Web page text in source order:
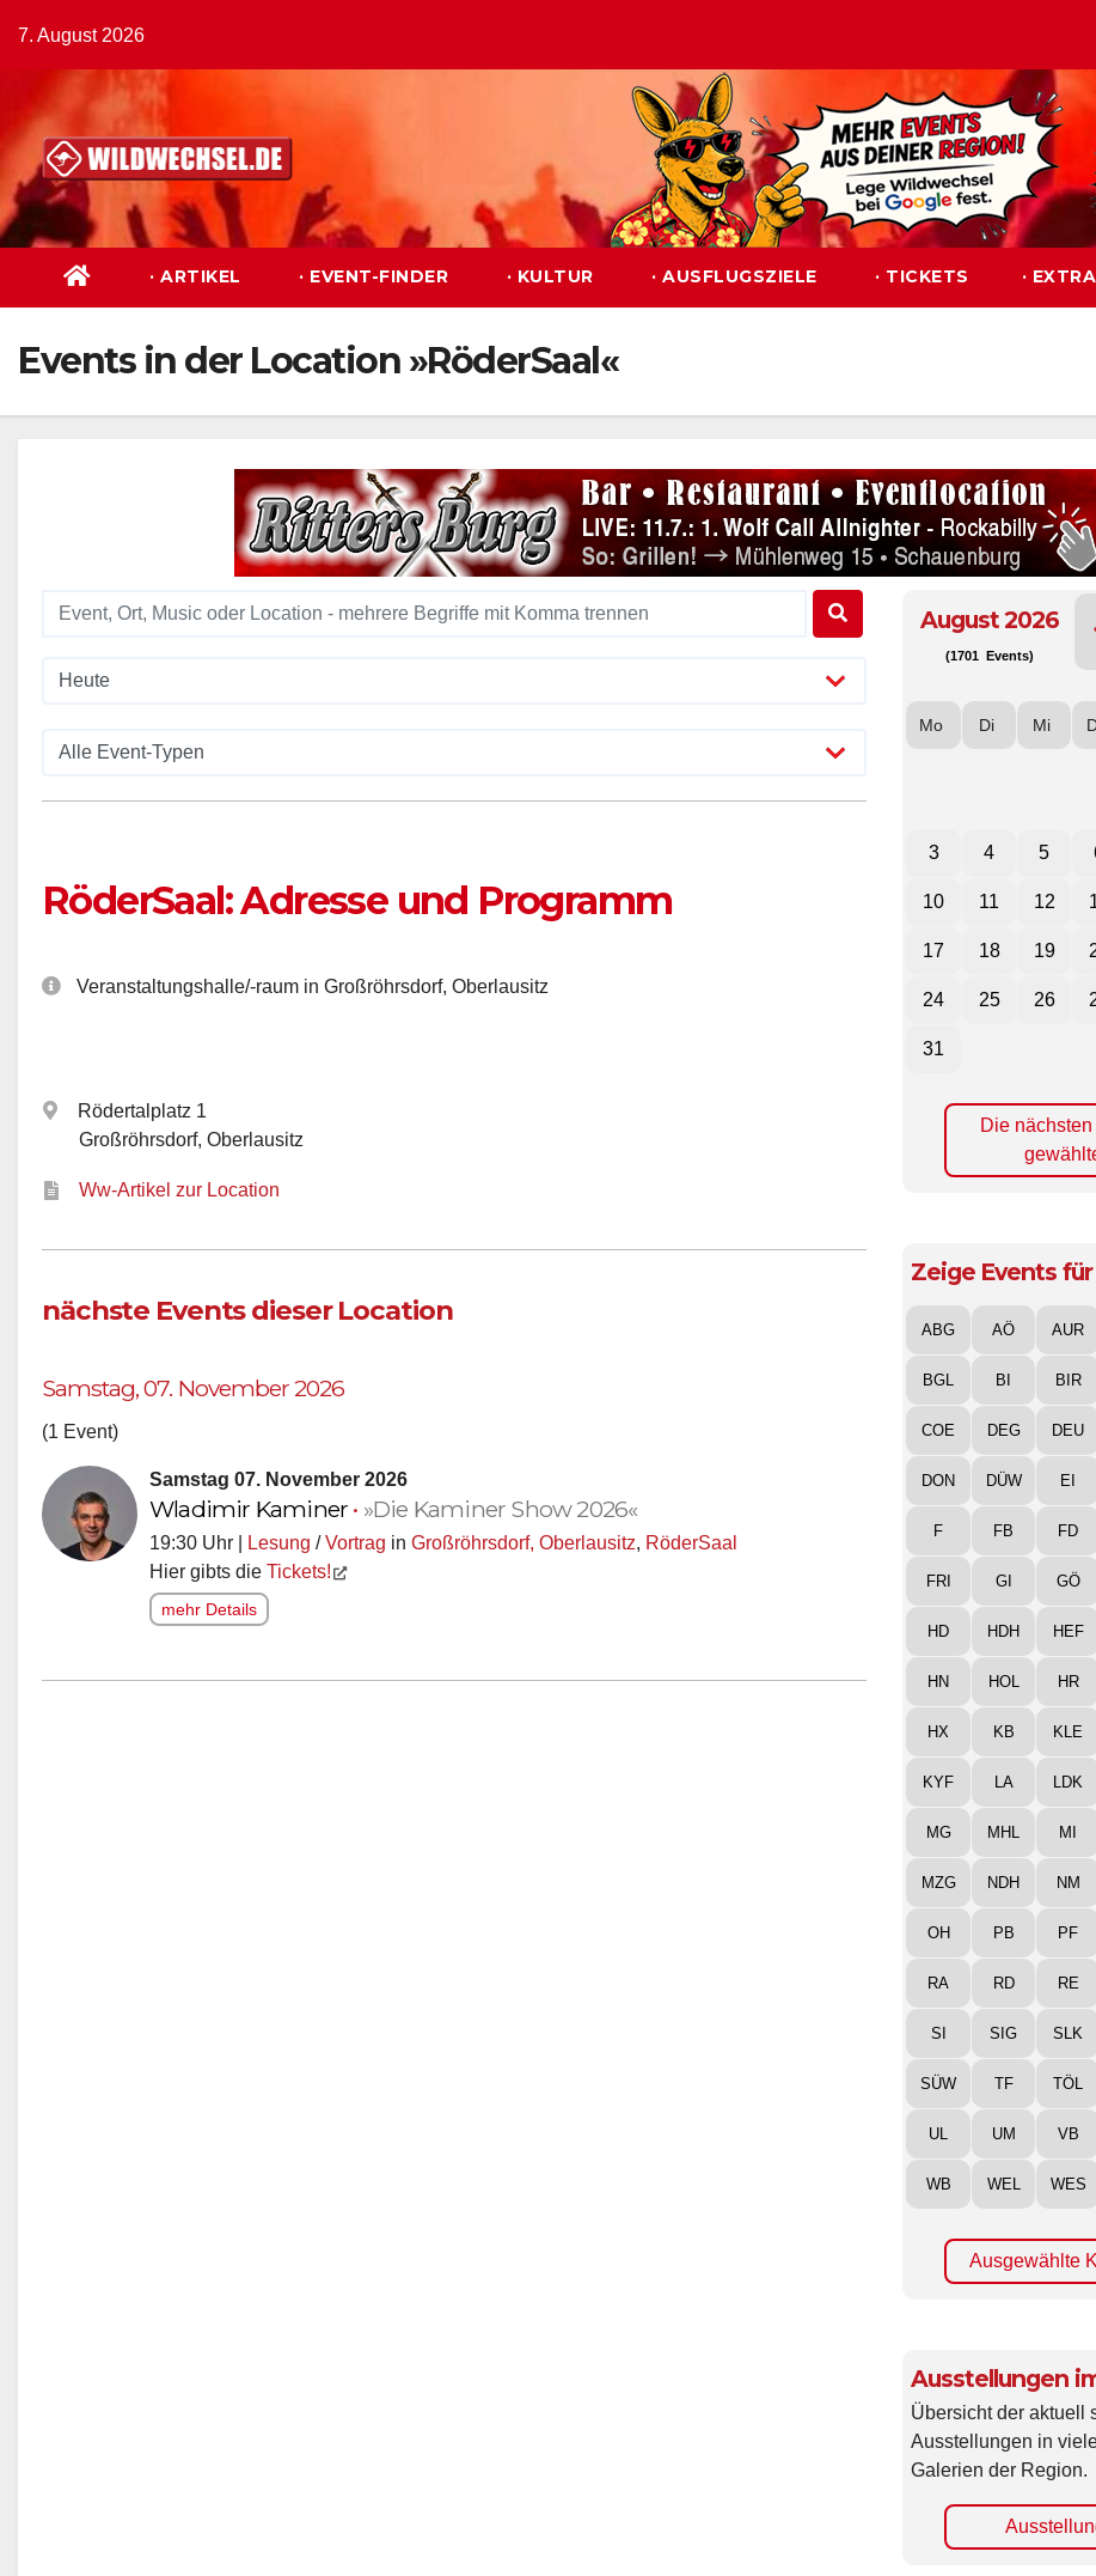
Inhalt
springen
7. August 2026
· ARTIKEL · EVENT-FINDER · KULTUR · AUSFLUGSZIELE · TICKETS · EXTRA
Events in der Location »RöderSaal«
RöderSaal: Adresse und Programm
Veranstaltungshalle/-raum in Großröhrsdorf, Oberlausitz
Rödertalplatz 1
Großröhrsdorf, Oberlausitz
Ww-Artikel zur Location
nächste Events dieser Location
Samstag, 07. November 2026
(1 Event)
Samstag 07. November 2026
Wladimir Kaminer • »Die Kaminer Show 2026«
19:30 Uhr | Lesung /Vortrag in Großröhrsdorf, Oberlausitz RöderSaal
Hier gibts die Tickets!
mehr Details
August 2026
(1701 Events)
Mo Di Mi
3 4 5
10 11 12
17 18 19
24 25 26
31
Die
Zeige Events
ABG AÖ AUR
BGL BI BIR
COE DEG DEU
DON DÜW EI
F FB FD
FRI GI GÖ
HD HDH HEF
HN HOL HR
HX KB KLE
KYF LA LDK
MG MHL MI
MZG NDH NM
OH PB PF
RA RD RE
SI SIG SLK
SÜW TF TÖL
UL UM VB
WB WEL WES
Ausgewählte
Ausstellungen
Übersicht der aktuell
Ausstellungen in
Galerien der Region.